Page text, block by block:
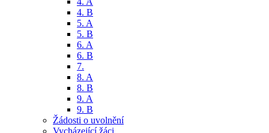
4. B
5. A
5. B
6. A
6. B
7.
8. A
8. B
9. A
9. B
Žádosti o uvolnění
Vycházející žáci